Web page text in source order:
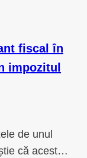
fiscal în
impozitul
de unul
că acest…